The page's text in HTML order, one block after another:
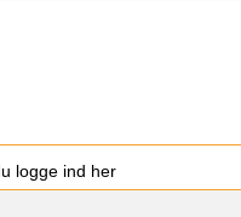
logge ind her